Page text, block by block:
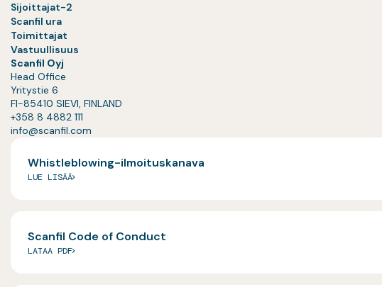
Sijoittajat-2
Scanfil ura
Toimittajat
Vastuullisuus
Scanfil Oyj
Head Office
Yritystie 6
FI-85410 SIEVI, FINLAND
+358 8 4882 111
info@scanfil.com
Whistleblowing-ilmoituskanava
LUE LISÄÄ
Scanfil Code of Conduct
LATAA PDF